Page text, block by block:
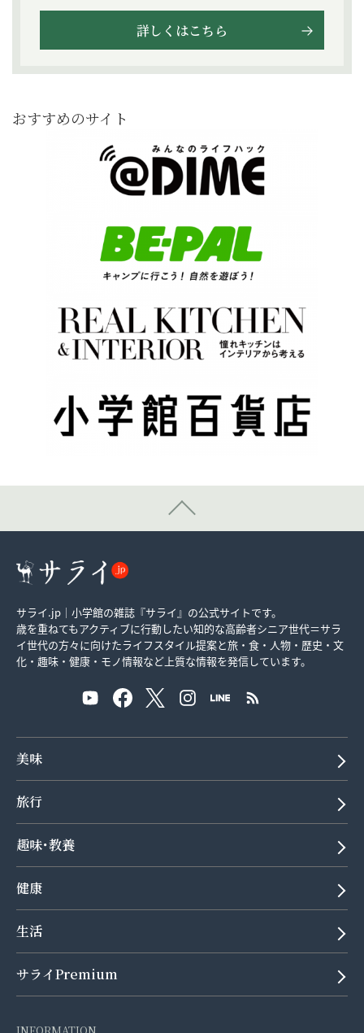
詳しくはこちら
おすすめのサイト
サライ.jp｜小学館の雑誌『サライ』の公式サイトです。
歳を重ねてもアクティブに行動したい知的な高齢者シニア世代＝サラ
イ世代の方々に向けたライフスタイル提案と旅・食・人物・歴史・文
化・趣味・健康・モノ情報など上質な情報を発信しています。
美味
旅行
趣味･教養
健康
生活
サライPremium
INFORMATION